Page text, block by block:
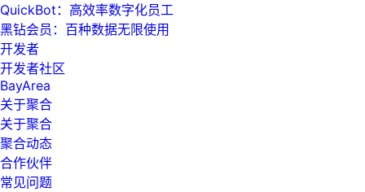
QuickBot：高效率数字化员工
黑钻会员：百种数据无限使用
开发者
开发者社区
BayArea
关于聚合
关于聚合
聚合动态
合作伙伴
常见问题